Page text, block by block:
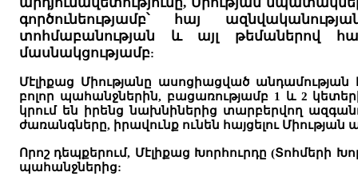
գործունեությամբ՝ հայ
տոհմաբանության և այլ թեմաներով
մասնակցությամբ:
Մէլիքաց Միությանը ասոցիացված
բոլոր պահանջներին, բացառությամբ 1 և 2
կրում են իրենց նախնիներից տարբերվող
ժառանգները, իրավունք ունեն հայցելու
Որոշ դեպքերում, Մէլիքաց Խորհուրդը (Տոհմերի
պահանջներից: